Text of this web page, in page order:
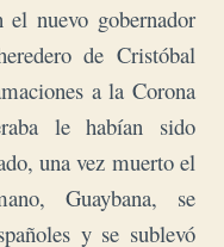
el nuevo gobernador
de Cristóbal
a la Corona
le habían sido
una vez muerto el
Guaybana, se
y se sublevó